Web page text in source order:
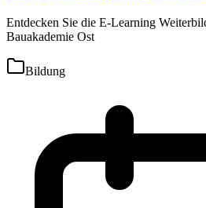
Entdecken Sie die E-Learning
Bauakademie Ost
Bildung